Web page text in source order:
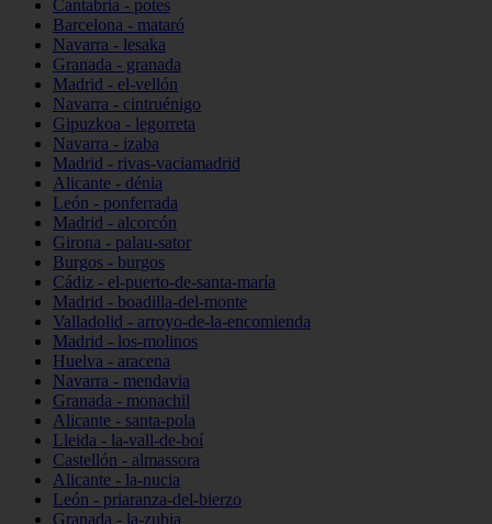
Cantabria - potes
Barcelona - mataró
Navarra - lesaka
Granada - granada
Madrid - el-vellón
Navarra - cintruénigo
Gipuzkoa - legorreta
Navarra - izaba
Madrid - rivas-vaciamadrid
Alicante - dénia
León - ponferrada
Madrid - alcorcón
Girona - palau-sator
Burgos - burgos
Cádiz - el-puerto-de-santa-maría
Madrid - boadilla-del-monte
Valladolid - arroyo-de-la-encomienda
Madrid - los-molinos
Huelva - aracena
Navarra - mendavia
Granada - monachil
Alicante - santa-pola
Lleida - la-vall-de-boí
Castellón - almassora
Alicante - la-nucia
León - priaranza-del-bierzo
Granada - la-zubia